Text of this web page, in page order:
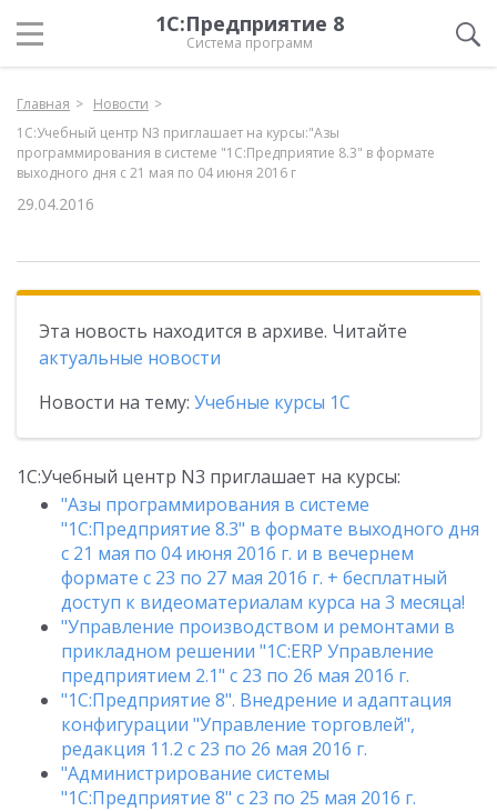
1С:Предприятие 8
Система программ
Главная
Новости
1С:Учебный центр N3 приглашает на курсы:"Азы
программирования в системе "1С:Предприятие 8.3" в формате
выходного дня с 21 мая по 04 июня 2016 г
29.04.2016
Эта новость находится в архиве. Читайте
актуальные новости
Новости на тему: Учебные курсы 1С
1С:Учебный центр N3 приглашает на курсы:
"Азы программирования в системе
"1С:Предприятие 8.3" в формате выходного дня
с 21 мая по 04 июня 2016 г. и в вечернем
формате с 23 по 27 мая 2016 г. + бесплатный
доступ к видеоматериалам курса на 3 месяца!
"Управление производством и ремонтами в
прикладном решении "1С:ERP Управление
предприятием 2.1" с 23 по 26 мая 2016 г.
"1С:Предприятие 8". Внедрение и адаптация
конфигурации "Управление торговлей",
редакция 11.2 с 23 по 26 мая 2016 г.
"Администрирование системы
"1С:Предприятие 8" с 23 по 25 мая 2016 г.